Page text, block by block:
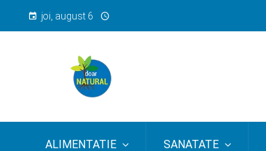
joi, august 6
ALIMENTATIE SANATATE